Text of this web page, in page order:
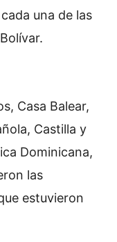
una de las
Casa Balear,
Castilla y
Dominicana,
las
estuvieron